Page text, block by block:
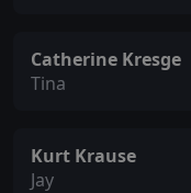
Catherine Kresge
Tina
Kurt Krause
Jay